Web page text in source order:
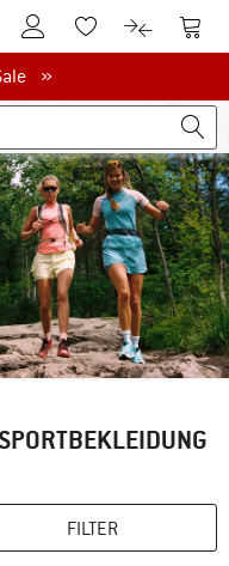
Zum KundenkontoZum Merkzettel.
Zum Zum
»
FILTER